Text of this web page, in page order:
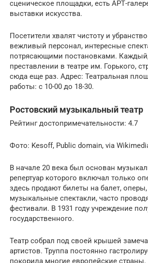
сценическое площадки, есть АРТ-
выставки искусства.
Посетители хвалят чистоту и
вежливый персонал, интересные
потрясающими постановками.
преставлении в театре им. Горького,
сюда еще раз. Адрес: Театральная
работы: с 10-00 до 18-30.
Ростовский музыкальный театр
Рейтинг достопримечательности: 4.7
Фото: Kesoff, Public domain, via
В начале 20 века был основан
репертуар которого включал только
здесь продают билеты на балет, оперы,
музыкальные спектакли, часто
фестивали. В 1931 году учреждение
государственного.
Театр собрал под своей крышей
артистов. Труппа постоянно
покорила многие европейские страны.